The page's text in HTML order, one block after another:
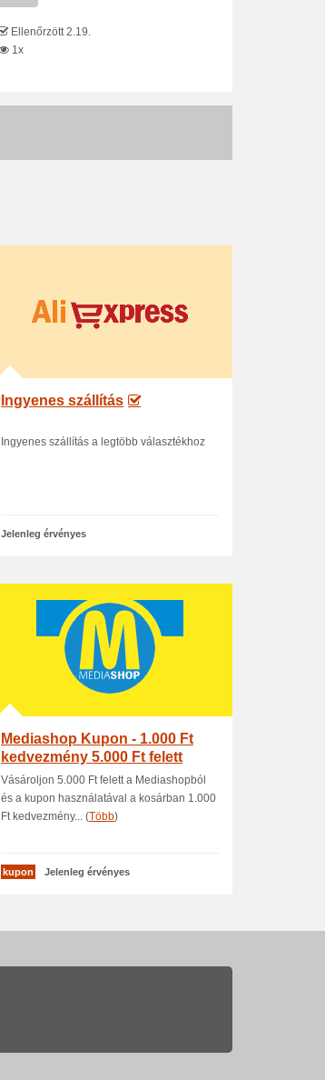
Ellenőrzött 2.19.
1x
Ingyenes szállítás
Ingyenes szállítás a legtöbb választékhoz
Jelenleg érvényes
Mediashop Kupon - 1.000 Ft
kedvezmény 5.000 Ft felett
Vásároljon 5.000 Ft felett a Mediashopból
és a kupon használatával a kosárban 1.000
Ft kedvezmény... (Több)
kupon Jelenleg érvényes